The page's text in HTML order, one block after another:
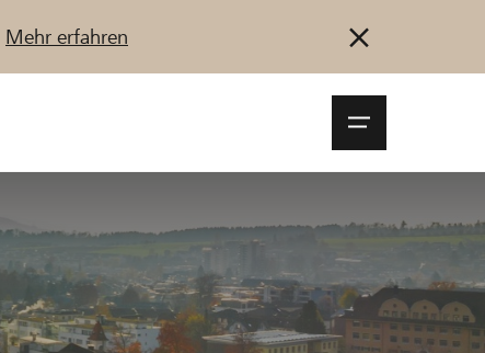
Mehr erfahren
Registrieren
Jetzt starten